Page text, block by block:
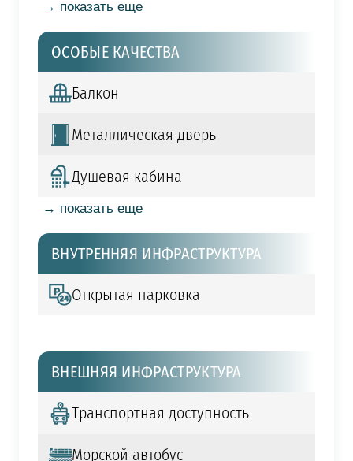
→ показать еще
ОСОБЫЕ КАЧЕСТВА
Балкон
Металлическая дверь
Душевая кабина
→ показать еще
ВНУТРЕННЯЯ ИНФРАСТРУКТУРА
Открытая парковка
ВНЕШНЯЯ ИНФРАСТРУКТУРА
Транспортная доступность
Морской автобус